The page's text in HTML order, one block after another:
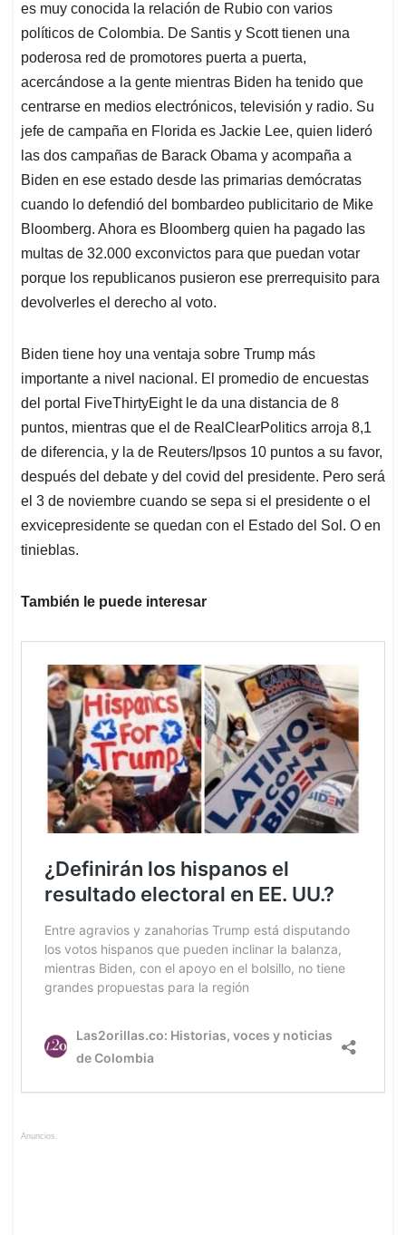
es muy conocida la relación de Rubio con varios
políticos de Colombia. De Santis y Scott tienen una
poderosa red de promotores puerta a puerta,
acercándose a la gente mientras Biden ha tenido que
centrarse en medios electrónicos, televisión y radio. Su
jefe de campaña en Florida es Jackie Lee, quien lideró
las dos campañas de Barack Obama y acompaña a
Biden en ese estado desde las primarias demócratas
cuando lo defendió del bombardeo publicitario de Mike
Bloomberg. Ahora es Bloomberg quien ha pagado las
multas de 32.000 exconvictos para que puedan votar
porque los republicanos pusieron ese prerrequisito para
devolverles el derecho al voto.
Biden tiene hoy una ventaja sobre Trump más
importante a nivel nacional. El promedio de encuestas
del portal FiveThirtyEight le da una distancia de 8
puntos, mientras que el de RealClearPolitics arroja 8,1
de diferencia, y la de Reuters/Ipsos 10 puntos a su favor,
después del debate y del covid del presidente. Pero será
el 3 de noviembre cuando se sepa si el presidente o el
exvicepresidente se quedan con el Estado del Sol. O en
tinieblas.
También le puede interesar
Anuncios.